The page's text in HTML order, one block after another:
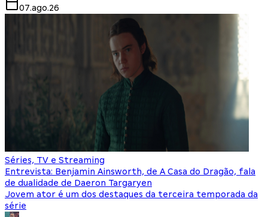
07.ago.26
Séries, TV e Streaming
Entrevista: Benjamin Ainsworth, de A Casa do Dragão, fala
de dualidade de Daeron Targaryen
Jovem ator é um dos destaques da terceira temporada da
série